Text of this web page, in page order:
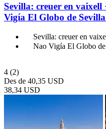
Sevilla: creuer en
Vigía El Globo de
Sevilla: creuer en
Nao Vigía El Globo
4 (2)
Des de 40,35 USD
38,34 USD